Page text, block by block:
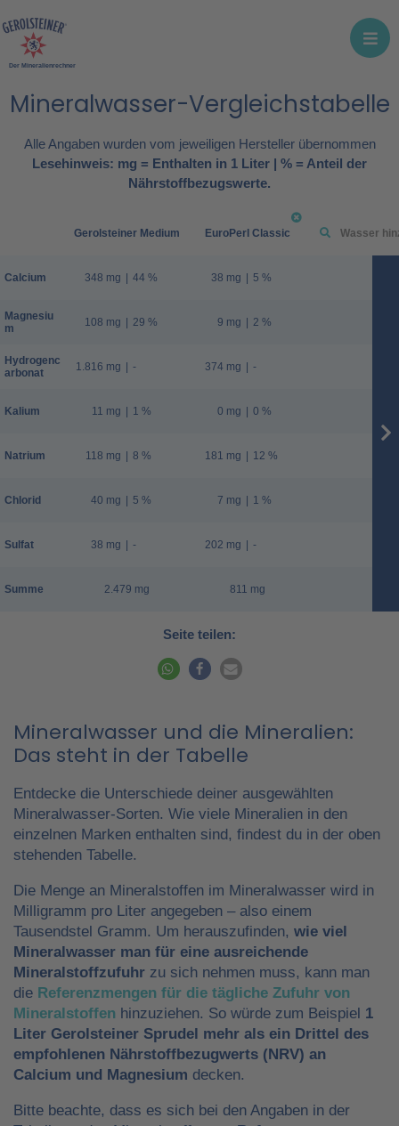
Der Mineralienrechner
Mineralwasser-Vergleichstabelle
Alle Angaben wurden vom jeweiligen Hersteller übernommen
Lesehinweis: mg = Enthalten in 1 Liter | % = Anteil der
Nährstoffbezugswerte.
Calcium
Magnesiu
m
Hydrogenc
arbonat
Kalium
Natrium
Chlorid
Sulfat
Summe
Gerolsteiner Medium
348 mg | 44 %
108 mg | 29 %
1.816 mg | -
11 mg | 1 %
118 mg | 8 %
40 mg | 5 %
38 mg | -
2.479 mg
EuroPerl Classic
38 mg | 5 %
9 mg | 2 %
374 mg | -
0 mg | 0 %
181 mg | 12 %
7 mg | 1 %
202 mg | -
811 mg
Seite teilen:
Mineralwasser und die Mineralien:
Das steht in der Tabelle
Entdecke die Unterschiede deiner ausgewählten
Mineralwasser-Sorten. Wie viele Mineralien in den
einzelnen Marken enthalten sind, findest du in der oben
stehenden Tabelle.
Die Menge an Mineralstoffen im Mineralwasser wird in
Milligramm pro Liter angegeben – also einem
Tausendstel Gramm. Um herauszufinden, wie viel
Mineralwasser man für eine ausreichende
Mineralstoffzufuhr zu sich nehmen muss, kann man
die Referenzmengen für die tägliche Zufuhr von
Mineralstoffen hinzuziehen. So würde zum Beispiel 1
Liter Gerolsteiner Sprudel mehr als ein Drittel des
empfohlenen Nährstoffbezugwerts (NRV) an
Calcium und Magnesium decken.
Bitte beachte, dass es sich bei den Angaben in der